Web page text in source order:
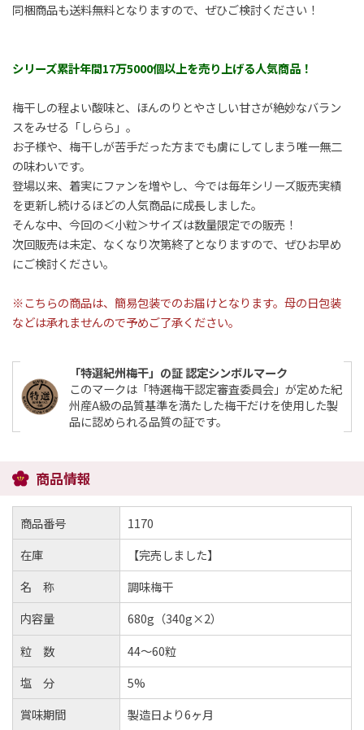
商品番号 1170
在庫
【完売しました】
名 称
調味梅干
内容量
680g（340g×2）
粒 数
44～60粒
塩 分
5%
賞味期間
製造日より6ヶ月
同梱商品も送料無料となりますので、ぜひご検討ください！
シリーズ累計年間17万5000個以上を売り上げる人気商品！
梅干しの程よい酸味と、ほんのりとやさしい甘さが絶妙なバラン
スをみせる「しらら」。
お子様や、梅干しが苦手だった方までも虜にしてしまう唯一無二
の味わいです。
登場以来、着実にファンを増やし、今では毎年シリーズ販売実績
を更新し続けるほどの人気商品に成長しました。
そんな中、今回の＜小粒＞サイズは数量限定での販売！
次回販売は未定、なくなり次第終了となりますので、ぜひお早め
にご検討ください。
※こちらの商品は、簡易包装でのお届けとなります。母の日包装
などは承れませんので予めご了承ください。
商品情報
「特選紀州梅干」の証 認定シンボルマーク
このマークは「特選梅干認定審査委員会」が定めた紀
州産A級の品質基準を満たした梅干だけを使用した製
品に認められる品質の証です。